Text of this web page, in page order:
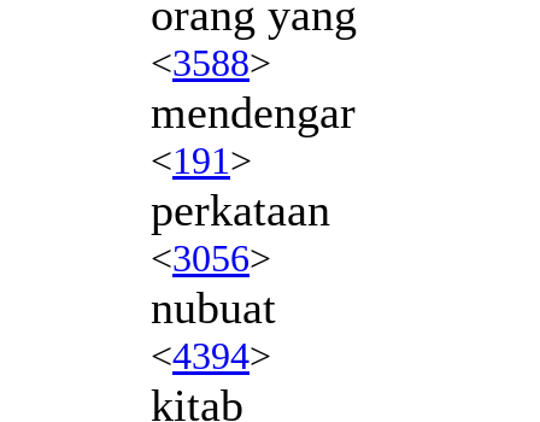
orang yang
<3588>
mendengar
<191>
perkataan
<3056>
nubuat
<4394>
kitab